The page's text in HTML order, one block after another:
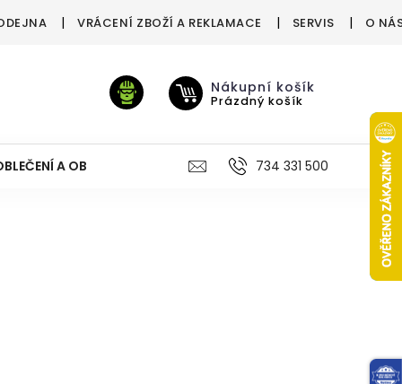
VRÁCENÍ ZBOŽÍ A REKLAMACE SERVIS O
Nákupní košík
Prázdný košík
A OBUV VÝŽIVA VÝPRODEJ %
734 331 500